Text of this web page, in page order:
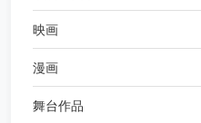
映画
漫画
舞台作品